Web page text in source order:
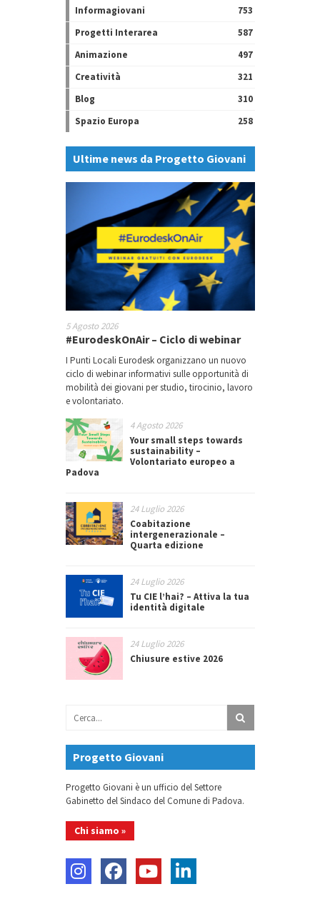
Informagiovani
753
Progetti Interarea
587
Animazione
497
Creatività
321
Blog
310
Spazio Europa
258
Ultime news da Progetto Giovani
5 Agosto 2026
#EurodeskOnAir – Ciclo di webinar
I Punti Locali Eurodesk organizzano un nuovo
ciclo di webinar informativi sulle opportunità di
mobilità dei giovani per studio, tirocinio, lavoro
e volontariato.
4 Agosto 2026
Your small steps towards
sustainability –
Volontariato europeo a
Padova
24 Luglio 2026
Coabitazione
intergenerazionale –
Quarta edizione
24 Luglio 2026
Tu CIE l’hai? – Attiva la tua
identità digitale
24 Luglio 2026
Chiusure estive 2026
Progetto Giovani
Progetto Giovani è un ufficio del Settore
Gabinetto del Sindaco del Comune di Padova.
Chi siamo »